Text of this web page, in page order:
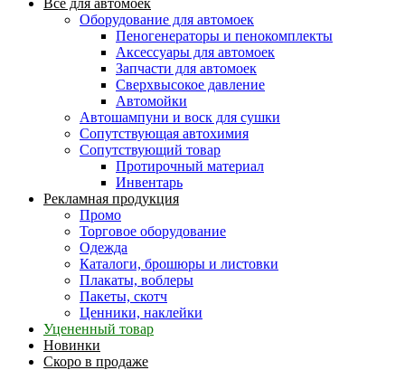
Оборудование для автомоек
Пеногенераторы и пенокомплекты
Аксессуары для автомоек
Запчасти для автомоек
Сверхвысокое давление
Автомойки
Автошампуни и воск для сушки
Сопутствующая автохимия
Сопутствующий товар
Протирочный материал
Инвентарь
Рекламная продукция
Промо
Торговое оборудование
Одежда
Каталоги, брошюры и листовки
Плакаты, воблеры
Пакеты, скотч
Ценники, наклейки
Уцененный товар
Новинки
Скоро в продаже